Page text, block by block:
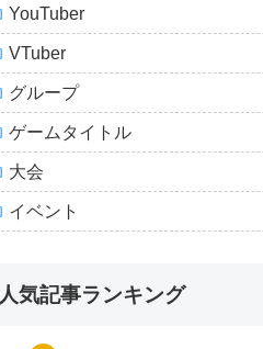
YouTuber
VTuber
グループ
ゲームタイトル
大会
イベント
人気記事ランキング